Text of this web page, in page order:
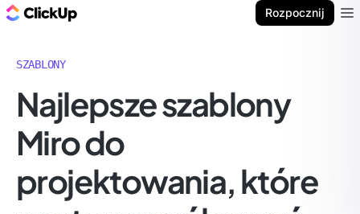
Rozpocznij
SZABLONY
Najlepsze szablony
Miro do
projektowania, które